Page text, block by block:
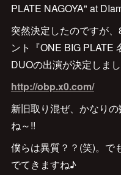
PLATE NAGOYA" at
突然決定したのですが
ント『ONE BIG PLATE
DUOの出演が決定しま
http://obp.x0.com/
新旧取り混ぜ、かなり
ね～!!
僕らは異質？？(笑)。で
でてきますね♪